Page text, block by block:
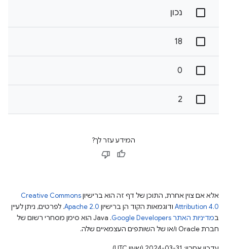
נכון
18
0
2
המידע עזר לך?
אלא אם צוין אחרת, התוכן של דף זה הוא ברישיוןCreative Commons
Attribution 4.0 ודוגמאות הקוד הן ברישיון Apache 2.0. לפרטים, ניתן לעיין
במדיניות האתר Google Developers‏
.‏ Java הוא סימן מסחרי רשום של
חברת Oracle ו/או של השותפים העצמאיים שלה.